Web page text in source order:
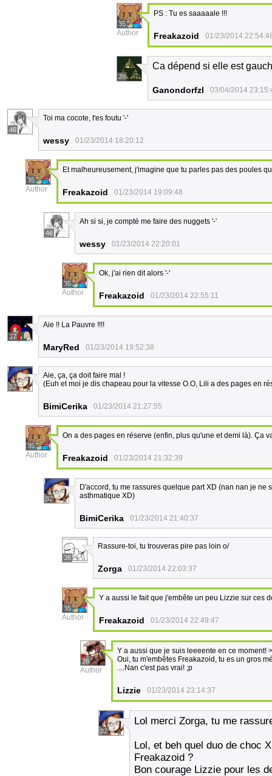
35
Author
PS : Tu es saaaaale !!!
Freakazoid 01/23/2014
39
Ca dépend si elle est
Ganondorfzl 03/04/2014
46
Toi ma cocote, t'es foutu '-'
wessy 01/23/2014 18:20:12
35
Author
Et malheureusement, j'imagine que tu parles pas des poules
Freakazoid 01/23/2014 19:09:48
46
Ah si si, je compté me faire des nuggets '-'
wessy 01/23/2014 22:20:01
35
Author
Ok, j'ai rien dit alors '-'
Freakazoid 01/23/2014 22:55:11
37
Aie !! La Pauvre !!!!
MaryRed 01/23/2014 19:52:38
32
Aie, ça, ça doit faire mal !
(Euh et moi je dis chapeau pour la vitesse O.O, Lili a des pages en
BimiCerika 01/23/2014 21:27:55
35
Author
On a des pages en réserve (enfin, plus qu'une et demi là). Ça
Freakazoid 01/23/2014 21:32:39
32
D'accord, tu me rassures quelque part XD (nan nan je
asthmatique XD)
BimiCerika 01/23/2014 21:40:37
38
Rassure-toi, tu trouveras pire pas loin o/
Zorga 01/23/2014 22:03:37
35
Author
Y a aussi le fait que j'embête un peu Lizzie sur ces
Freakazoid 01/23/2014 22:49:47
26
Author
Y a aussi que je suis leeeente en ce moment!
Oui, tu m'embêtes Freakazoid, tu es un gros
....Nan c'est pas vrai! ;p
Lizzie 01/23/2014 23:14:37
32
Lol merci Zorga, tu me
Lol, et beh quel duo de choc
Freakazoid ?
Bon courage Lizzie pour les